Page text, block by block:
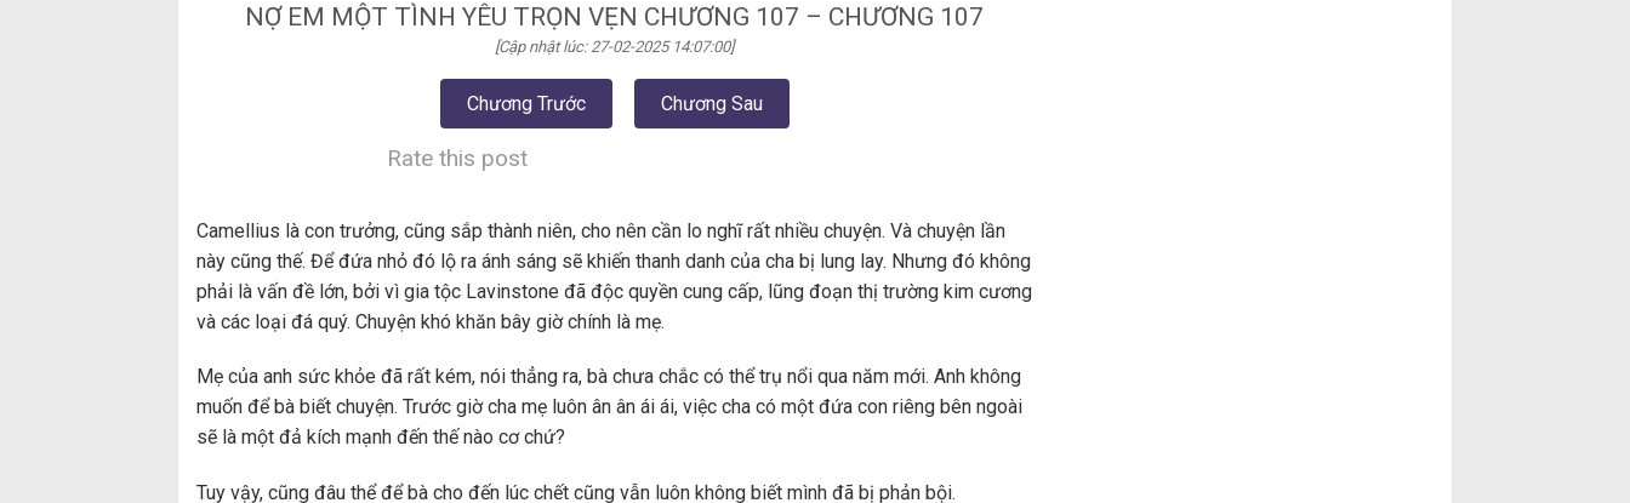
NỢ EM MỘT TÌNH YÊU TRỌN VẸN CHƯƠNG 107 – CHƯƠNG 107
[Cập nhật lúc: 27-02-2025 14:07:00]
Chương Trước Chương Sau
Rate this post
Camellius là con trưởng, cũng sắp thành niên, cho nên cần lo nghĩ rất nhiều chuyện. Và chuyện lần
này cũng thế. Để đứa nhỏ đó lộ ra ánh sáng sẽ khiến thanh danh của cha bị lung lay. Nhưng đó không
phải là vấn đề lớn, bởi vì gia tộc Lavinstone đã độc quyền cung cấp, lũng đoạn thị trường kim cương
và các loại đá quý. Chuyện khó khăn bây giờ chính là mẹ.
Mẹ của anh sức khỏe đã rất kém, nói thẳng ra, bà chưa chắc có thể trụ nổi qua năm mới. Anh không
muốn để bà biết chuyện. Trước giờ cha mẹ luôn ân ân ái ái, việc cha có một đứa con riêng bên ngoài
sẽ là một đả kích mạnh đến thế nào cơ chứ?
Tuy vậy, cũng đâu thể để bà cho đến lúc chết cũng vẫn luôn không biết mình đã bị phản bội.